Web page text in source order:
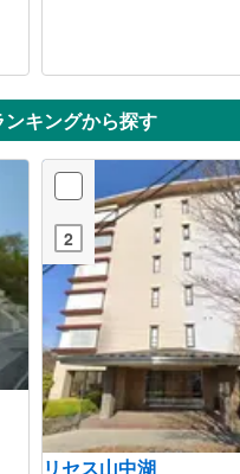
キングから探す
2
リセス山中湖